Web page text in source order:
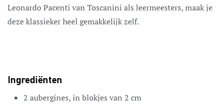
Leonardo Pacenti van Toscanini als leermeesters, maak je
deze klassieker heel gemakkelijk zelf.
Ingrediënten
2 aubergines,in blokjes van 2 cm